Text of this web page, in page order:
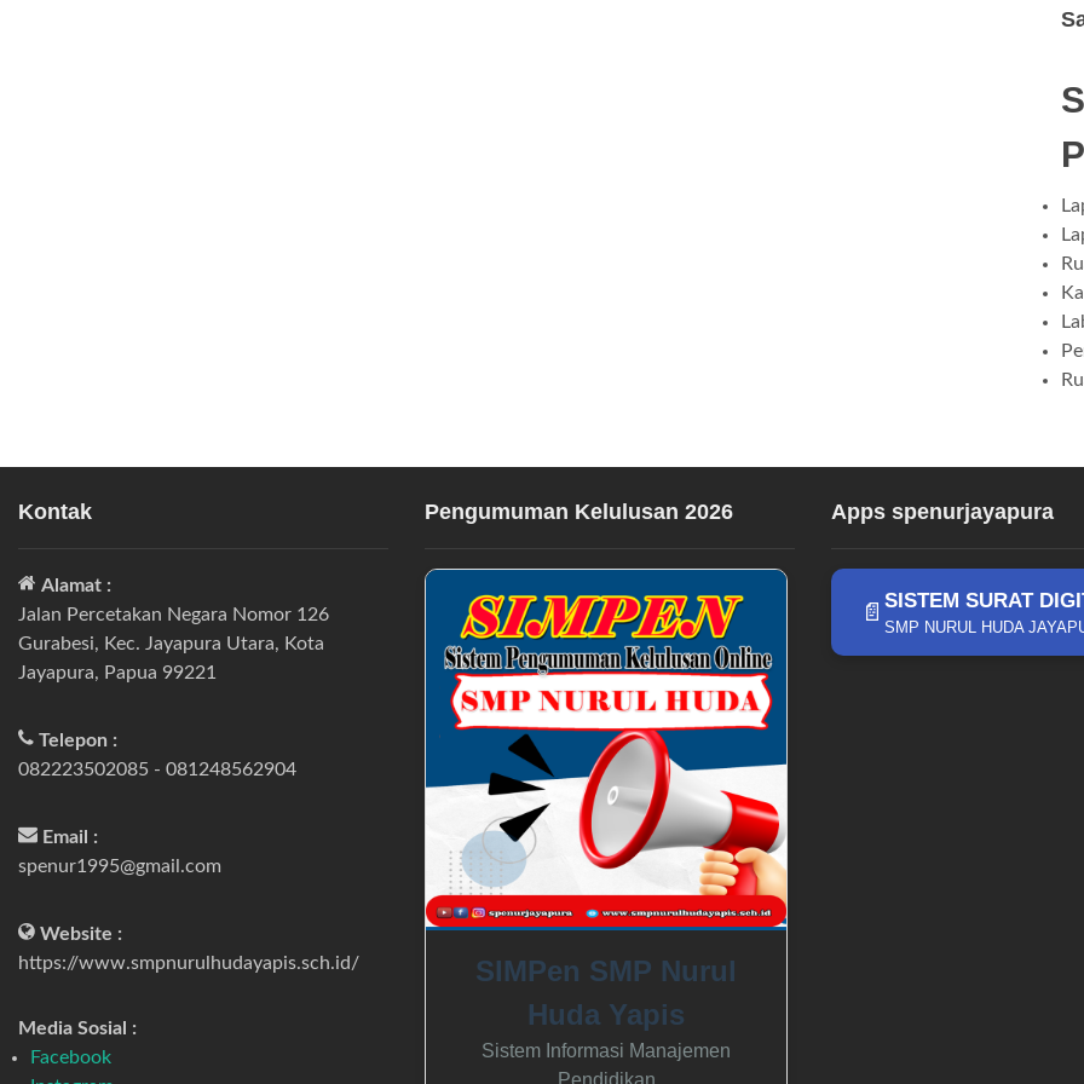
Kontak
Alamat :
Jalan Percetakan Negara Nomor 126
Gurabesi, Kec. Jayapura Utara, Kota
Jayapura, Papua 99221
Telepon :
082223502085 - 081248562904
Email :
spenur1995@gmail.com
Website :
https://www.smpnurulhudayapis.sch.id/
Media Sosial :
Facebook
Pengumuman Kelulusan 2026
SIMPen SMP Nurul
Huda Yapis
Sistem Informasi Manajemen
Apps spenurjayapura
📄 SISTEM SURAT
SMP NURUL HUDA